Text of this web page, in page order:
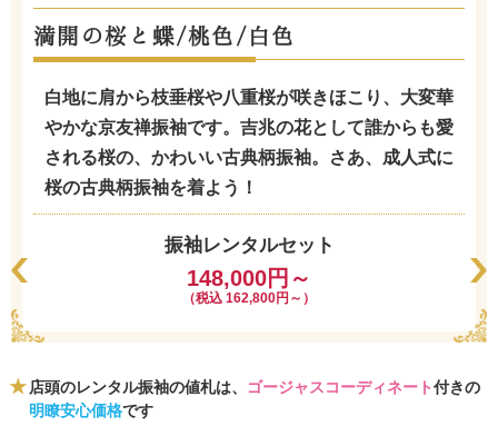
満開の桜と蝶/桃色/白色
白地に肩から枝垂桜や八重桜が咲きほこり、大変華
やかな京友禅振袖です。吉兆の花として誰からも愛
される桜の、かわいい古典柄振袖。さあ、成人式に
桜の古典柄振袖を着よう！
振袖レンタルセット
148,000円～
（税込 162,800円～）
店頭のレンタル振袖の値札は、 ゴージャスコーディネート付きの
明瞭安心価格です